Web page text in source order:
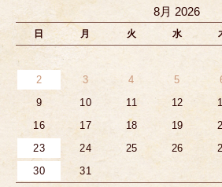
8月 2026
日 月 火 水
2
3 4 5
9
10 11 12
16
17 18 19
23
24 25 26
30
31